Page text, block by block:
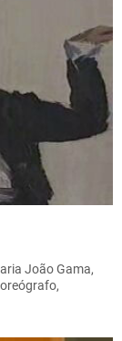
João Gama,